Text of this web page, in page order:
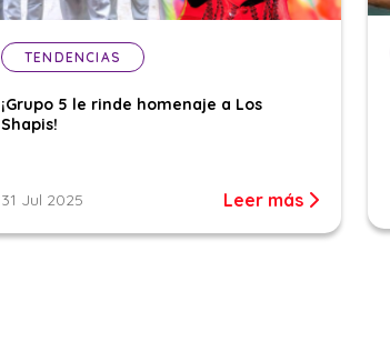
TENDENCIAS
¡Grupo 5 le rinde homenaje a Los
Shapis!
31 Jul 2025 Leer más